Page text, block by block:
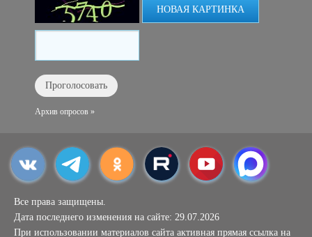
НОВАЯ КАРТИНКА
Архив опросов »
Все права защищены.
Дата последнего изменения на сайте: 29.07.2026
При использовании материалов сайта активная прямая ссылка на